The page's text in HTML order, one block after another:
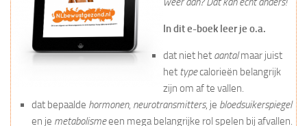
In dit e-boek leer je o.a.
dat niet het aantalmaar juist
het typecalorieën belangrijk
zijn om af te vallen.
dat bepaalde hormonen, neurotransmitters, je bloedsuikerspiegel
en je metabolismeeen mega belangrijke rol spelen bij afvallen.